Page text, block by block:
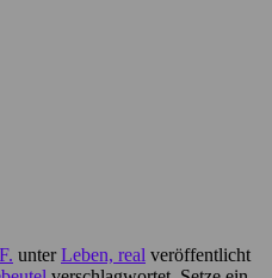
unterLeben, real veröffentlicht